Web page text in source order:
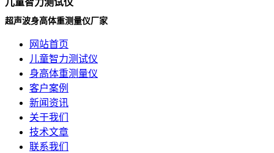
超声波身高体重测量仪厂家
网站首页
儿童智力测试仪
身高体重测量仪
客户案例
新闻资讯
关于我们
技术文章
联系我们